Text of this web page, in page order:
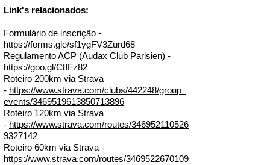
Link's relacionados:
Formulário de inscrição -
https://forms.gle/sf1ygFV3Zurd68
Regulamento ACP (Audax Club Parisien) -
https://goo.gl/C8Fz82
Roteiro 200km via Strava
- https://www.strava.com/clubs/442248/group_
events/3469519613850713896
Roteiro 120km via Strava
- https://www.strava.com/routes/346952110526
9327142
Roteiro 60km via Strava -
https://www.strava.com/routes/3469522670109